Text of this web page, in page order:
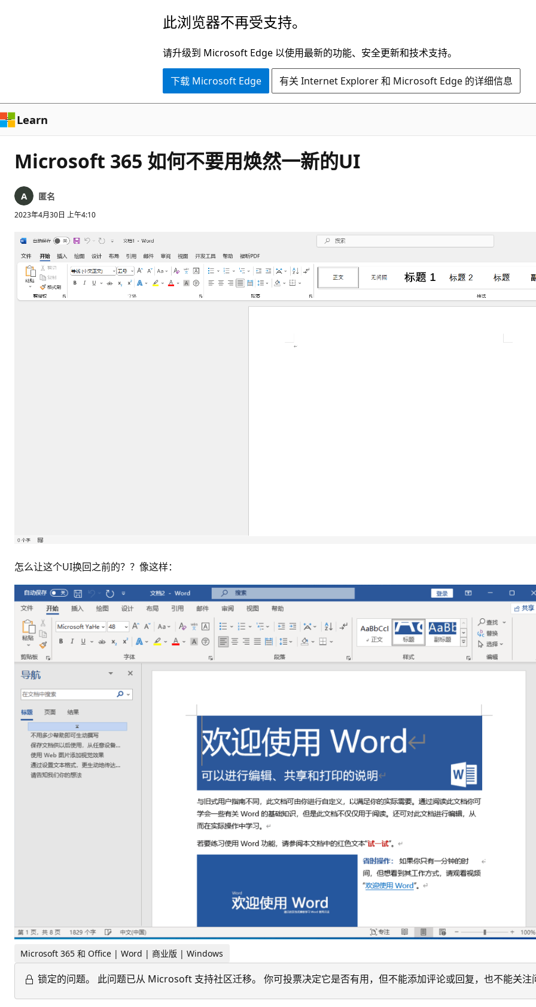
容
此浏览器不再受支持。
请升级到 Microsoft Edge 以使用最新的功能、安全更新和技术支持。
下载 Microsoft Edge 有关 Internet Explorer 和 Microsoft Edge 的详细信息
Learn
Microsoft 365 如何不要用焕然一新的UI
匿名
2023年4月30日 上午4:10
怎么让这个UI换回之前的？？像这样：
Microsoft 365 和 Office | Word | 商业版 | Windows
锁定的问题。 此问题已从 Microsoft 支持社区迁移。 你可投票决定它是否有用，但不能添加评论或回复，也不能关注